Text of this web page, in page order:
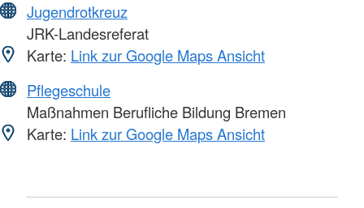
Jugendrotkreuz
JRK-Landesreferat
Karte: Link zur Google Maps Ansicht
Pflegeschule
Maßnahmen Berufliche Bildung Bremen
Karte: Link zur Google Maps Ansicht